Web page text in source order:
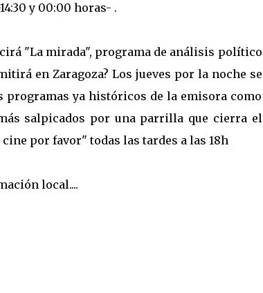
y 00:00 horas- .
"La mirada", programa de análisis político
en Zaragoza? Los jueves por la noche se
programas ya históricos de la emisora como
salpicados por una parrilla que cierra el
por favor" todas las tardes a las 18h
local....